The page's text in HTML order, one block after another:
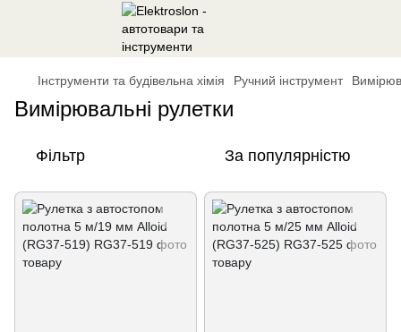
Інструменти та будівельна хімія Ручний інструмент
Вимірювальні рулетки
Фільтр За популярністю